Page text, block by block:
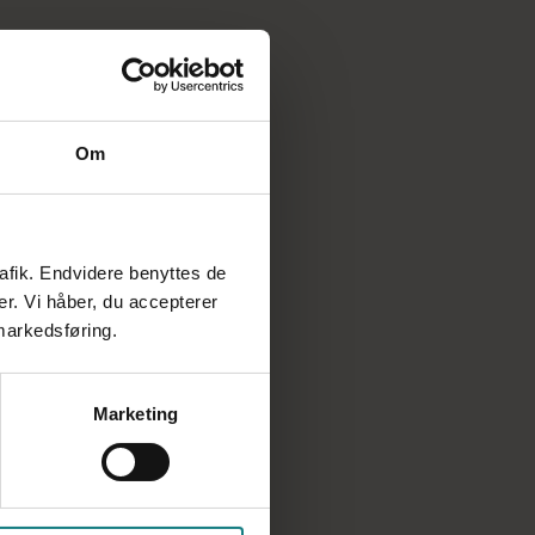
Om
Endvidere benyttes de
Vi håber, du accepterer
Marketing
med Arbejdstilsynet